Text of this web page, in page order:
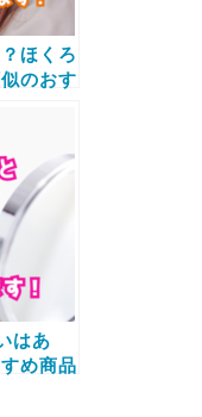
ほくろ
のおす
ご紹介
はあ
め商品